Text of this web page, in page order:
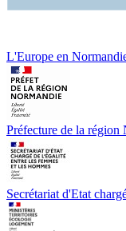
L'Europe en
Préfecture de la région
Secrétariat d'Etat